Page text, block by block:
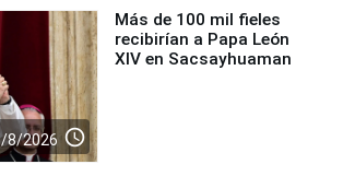
8/2026 access_time
Más de 100 mil fieles
recibirían a Papa León
XIV en Sacsayhuaman